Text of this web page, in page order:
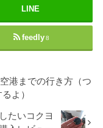
LINE
feedly 8
港までの行き方（つ
よ）
たいコクヨ